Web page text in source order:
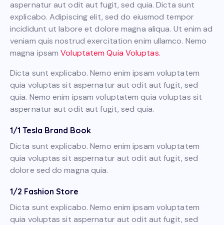
aspernatur aut odit aut fugit, sed quia. Dicta sunt
explicabo. Adipiscing elit, sed do eiusmod tempor
incididunt ut labore et dolore magna aliqua. Ut enim ad
veniam quis nostrud exercitation enim ullamco. Nemo
magna ipsamVoluptatem Quia Voluptas.
Dicta sunt explicabo. Nemo enim ipsam voluptatem
quia voluptas sit aspernatur aut odit aut fugit, sed
quia. Nemo enim ipsam voluptatem quia voluptas sit
aspernatur aut odit aut fugit, sed quia.
1/1 Tesla Brand Book
Dicta sunt explicabo. Nemo enim ipsam voluptatem
quia voluptas sit aspernatur aut odit aut fugit, sed
dolore sed do magna quia.
1/2 Fashion Store
Dicta sunt explicabo. Nemo enim ipsam voluptatem
quia voluptas sit aspernatur aut odit aut fugit, sed